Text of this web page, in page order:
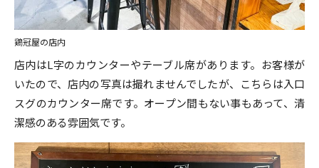
鶏冠屋の店内
店内はL字のカウンターやテーブル席があります。お客様が
いたので、店内の写真は撮れませんでしたが、こちらは入口
スグのカウンター席です。オープン間もない事もあって、清
潔感のある雰囲気です。